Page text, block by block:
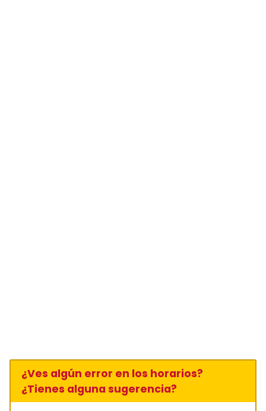
¿Ves algún error en los horarios?
¿Tienes alguna sugerencia?